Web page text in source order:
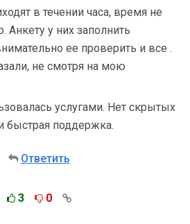
в течении часа, время не
Анкету у них заполнить
ее проверить и все .
не смотря на мою
услугами. Нет скрытых
быстрая поддержка.
Ответить
3 0